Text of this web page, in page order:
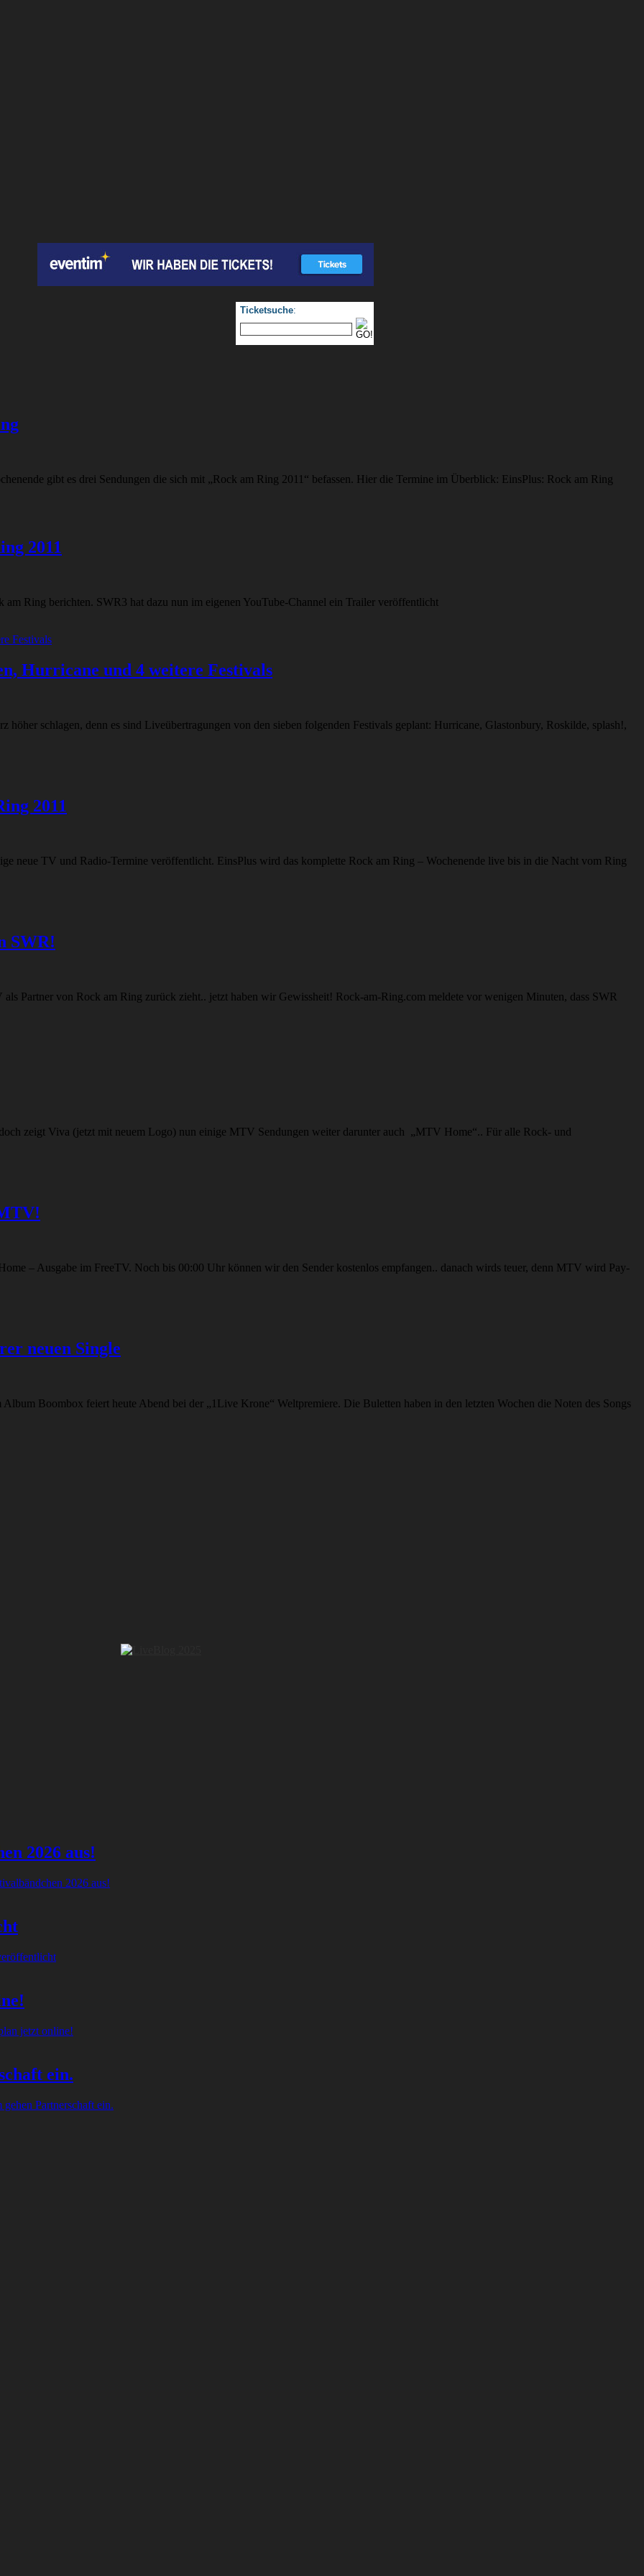
Ticketsuche:
gibt es drei Sendungen die sich mit „Rock am Ring 2011“ befassen. Hier die Termine im Überblick: EinsPlus: Rock am Ring
2011
Ring berichten. SWR3 hat dazu nun im eigenen YouTube-Channel ein Trailer veröffentlicht
Hurricane und 4 weitere Festivals
schlagen, denn es sind Liveübertragungen von den sieben folgenden Festivals geplant: Hurricane, Glastonbury, Roskilde, splash!,
2011
neue TV und Radio-Termine veröffentlicht. EinsPlus wird das komplette Rock am Ring – Wochenende live bis in die Nacht vom Ring
SWR!
Partner von Rock am Ring zurück zieht.. jetzt haben wir Gewissheit! Rock-am-Ring.com meldete vor wenigen Minuten, dass SWR
zeigt Viva (jetzt mit neuem Logo) nun einige MTV Sendungen weiter darunter auch „MTV Home“.. Für alle Rock- und
– Ausgabe im FreeTV. Noch bis 00:00 Uhr können wir den Sender kostenlos empfangen.. danach wirds teuer, denn MTV wird Pay-
neuen Single
Boombox feiert heute Abend bei der „1Live Krone“ Weltpremiere. Die Buletten haben in den letzten Wochen die Noten des Songs
2026 aus!
2026 aus!
jetzt online!
ein.
Partnerschaft ein.